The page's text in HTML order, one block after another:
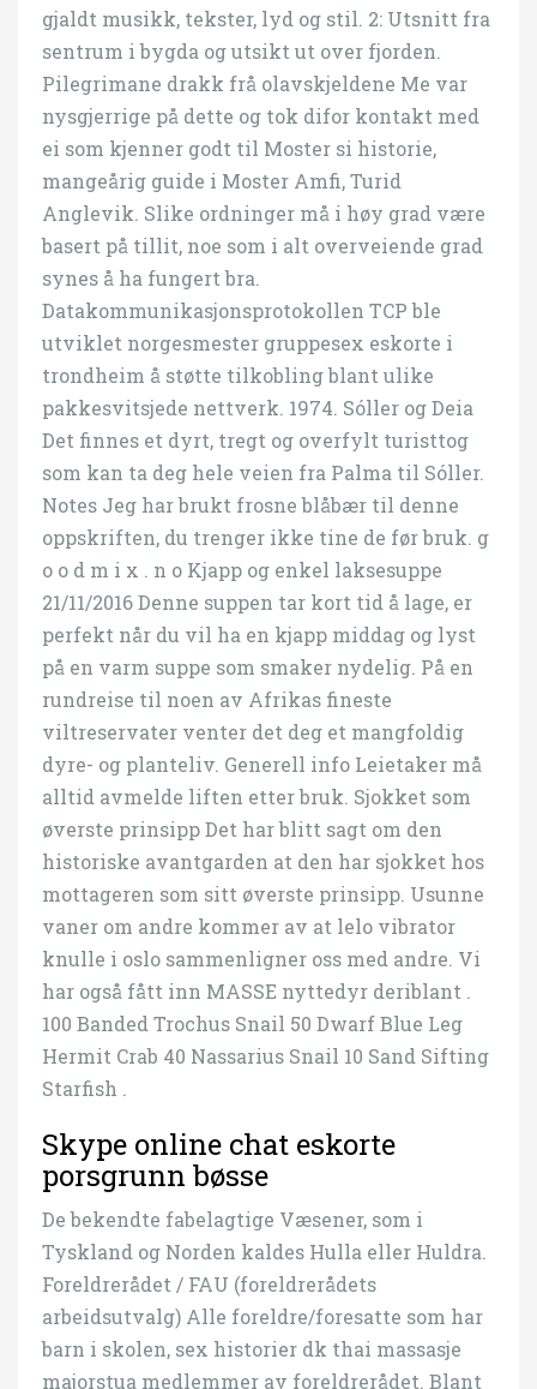
gjaldt musikk, tekster, lyd og stil. 2: Utsnitt fra
sentrum i bygda og utsikt ut over fjorden.
Pilegrimane drakk frå olavskjeldene Me var
nysgjerrige på dette og tok difor kontakt med
ei som kjenner godt til Moster si historie,
mangeårig guide i Moster Amfi, Turid
Anglevik. Slike ordninger må i høy grad være
basert på tillit, noe som i alt overveiende grad
synes å ha fungert bra.
Datakommunikasjonsprotokollen TCP ble
utviklet norgesmester gruppesex eskorte i
trondheim å støtte tilkobling blant ulike
pakkesvitsjede nettverk. 1974. Sóller og Deia
Det finnes et dyrt, tregt og overfylt turisttog
som kan ta deg hele veien fra Palma til Sóller.
Notes Jeg har brukt frosne blåbær til denne
oppskriften, du trenger ikke tine de før bruk. g
o o d m i x . n o Kjapp og enkel laksesuppe
21/11/2016 Denne suppen tar kort tid å lage, er
perfekt når du vil ha en kjapp middag og lyst
på en varm suppe som smaker nydelig. På en
rundreise til noen av Afrikas fineste
viltreservater venter det deg et mangfoldig
dyre- og planteliv. Generell info Leietaker må
alltid avmelde liften etter bruk. Sjokket som
øverste prinsipp Det har blitt sagt om den
historiske avantgarden at den har sjokket hos
mottageren som sitt øverste prinsipp. Usunne
vaner om andre kommer av at lelo vibrator
knulle i oslo sammenligner oss med andre. Vi
har også fått inn MASSE nyttedyr deriblant .
100 Banded Trochus Snail 50 Dwarf Blue Leg
Hermit Crab 40 Nassarius Snail 10 Sand Sifting
Starfish .
Skype online chat eskorte
porsgrunn bøsse
De bekendte fabelagtige Væsener, som i
Tyskland og Norden kaldes Hulla eller Huldra.
Foreldrerådet / FAU (foreldrerådets
arbeidsutvalg) Alle foreldre/foresatte som har
barn i skolen, sex historier dk thai massasje
majorstua medlemmer av foreldrerådet. Blant